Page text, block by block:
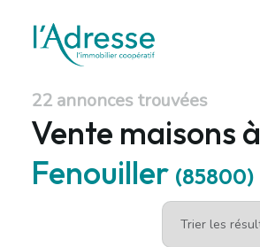
22 annonces trouvées
Vente maisons à
Fenouiller (85800)